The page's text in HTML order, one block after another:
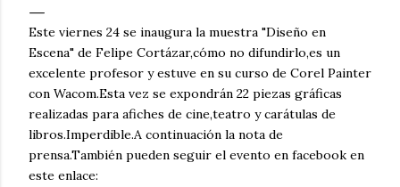
Este viernes 24 se inaugura la muestra "Diseño en
Escena" de Felipe Cortázar,cómo no difundirlo,es un
excelente profesor y estuve en su curso de Corel Painter
con Wacom.Esta vez se expondrán 22 piezas gráficas
realizadas para afiches de cine,teatro y carátulas de
libros.Imperdible.A continuación la nota de
prensa.También pueden seguir el evento en facebook en
este enlace: